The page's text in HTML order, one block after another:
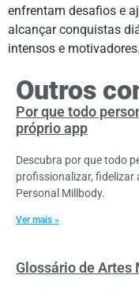
enfrentam desafios e
alcançar conquistas
intensos e motivadores.
Outros
Por que todo
próprio app
Descubra por que todo
profissionalizar, fidelizar
Personal Millbody.
Ver mais »
Glossário de Artes